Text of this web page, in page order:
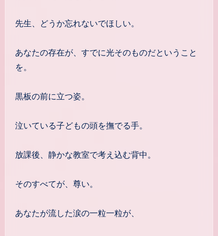
先生、どうか忘れないでほしい。
あなたの存在が、すでに光そのものだということ
を。
黒板の前に立つ姿。
泣いている子どもの頭を撫でる手。
放課後、静かな教室で考え込む背中。
そのすべてが、尊い。
あなたが流した涙の一粒一粒が、